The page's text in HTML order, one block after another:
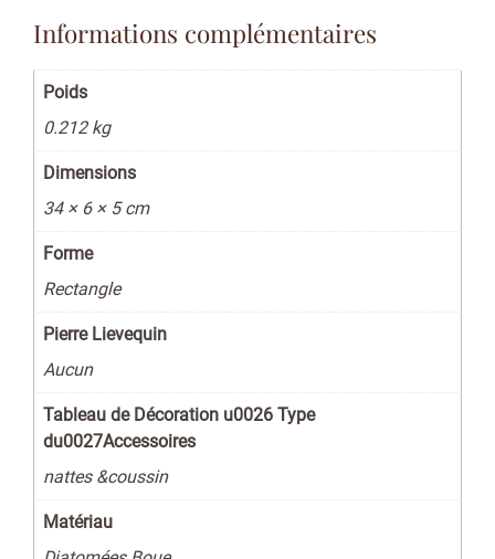
Informations complémentaires
Poids
0.212 kg
Dimensions
34 × 6 × 5 cm
Forme
Rectangle
Pierre Lievequin
Aucun
Tableau de Décoration u0026 Type
du0027Accessoires
nattes &coussin
Matériau